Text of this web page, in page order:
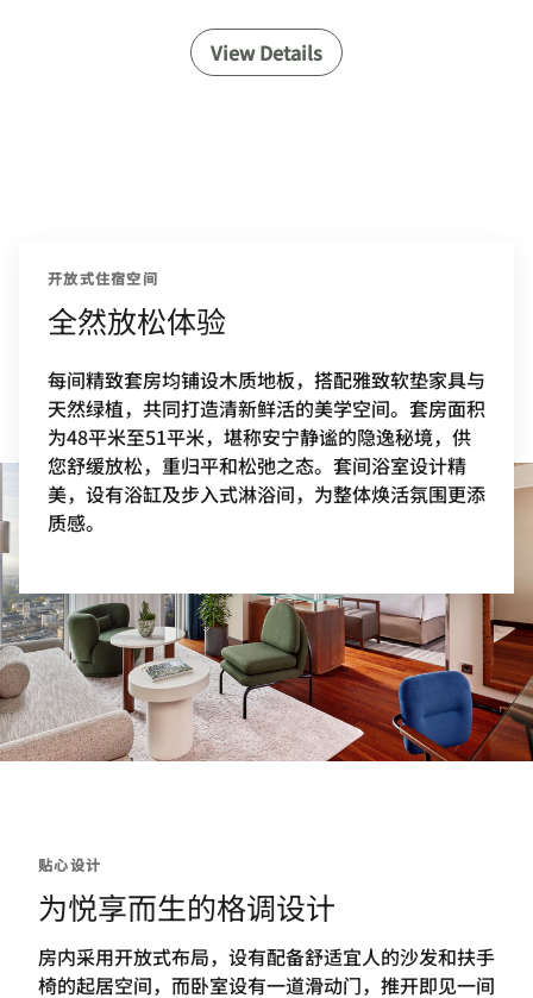
View Details
开放式住宿空间
全然放松体验
每间精致套房均铺设木质地板，搭配雅致软垫家具与
天然绿植，共同打造清新鲜活的美学空间。套房面积
为48平米至51平米，堪称安宁静谧的隐逸秘境，供
您舒缓放松，重归平和松弛之态。套间浴室设计精
美，设有浴缸及步入式淋浴间，为整体焕活氛围更添
质感。
贴心设计
为悦享而生的格调设计
房内采用开放式布局，设有配备舒适宜人的沙发和扶手
椅的起居空间，而卧室设有一道滑动门，推开即见一间